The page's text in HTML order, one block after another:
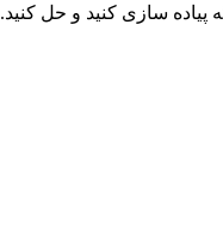
پیاده سازی کنید و حل کنید.